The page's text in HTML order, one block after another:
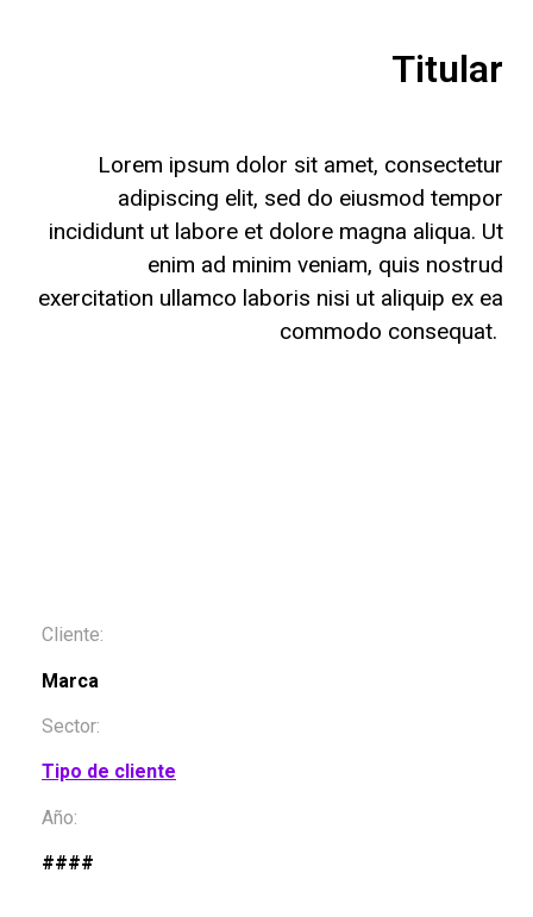
Titular
Lorem ipsum dolor sit amet, consectetur
adipiscing elit, sed do eiusmod tempor
incididunt ut labore et dolore magna aliqua. Ut
enim ad minim veniam, quis nostrud
exercitation ullamco laboris nisi ut aliquip ex ea
commodo consequat.
Cliente:
Marca
Sector:
Tipo de cliente
Año:
####